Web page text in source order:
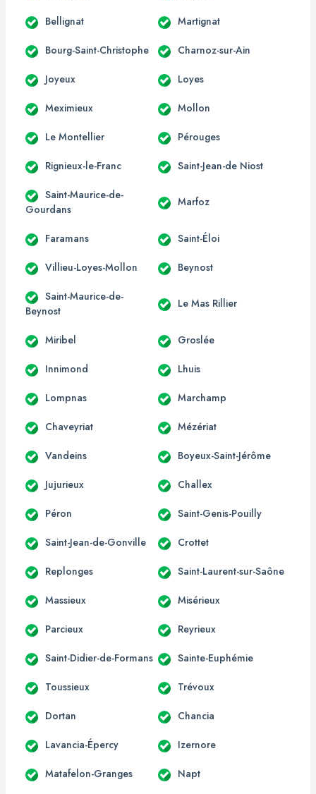
Bellignat Martignat
Bourg-Saint-Christophe Charnoz-sur-Ain
Joyeux Loyes
Meximieux Mollon
Le Montellier Pérouges
Rignieux-le-Franc Saint-Jean-de Niost
Saint-Maurice-de-
Gourdans
Marfoz
Faramans Saint-Éloi
Villieu-Loyes-Mollon Beynost
Saint-Maurice-de-
Beynost
Le Mas Rillier
Miribel Groslée
Innimond Lhuis
Lompnas Marchamp
Chaveyriat Mézériat
Vandeins Boyeux-Saint-Jérôme
Jujurieux Challex
Péron Saint-Genis-Pouilly
Saint-Jean-de-Gonville Crottet
Replonges Saint-Laurent-sur-Saône
Massieux Misérieux
Parcieux Reyrieux
Saint-Didier-de-Formans Sainte-Euphémie
Toussieux Trévoux
Dortan Chancia
Lavancia-Épercy Izernore
Matafelon-Granges Napt